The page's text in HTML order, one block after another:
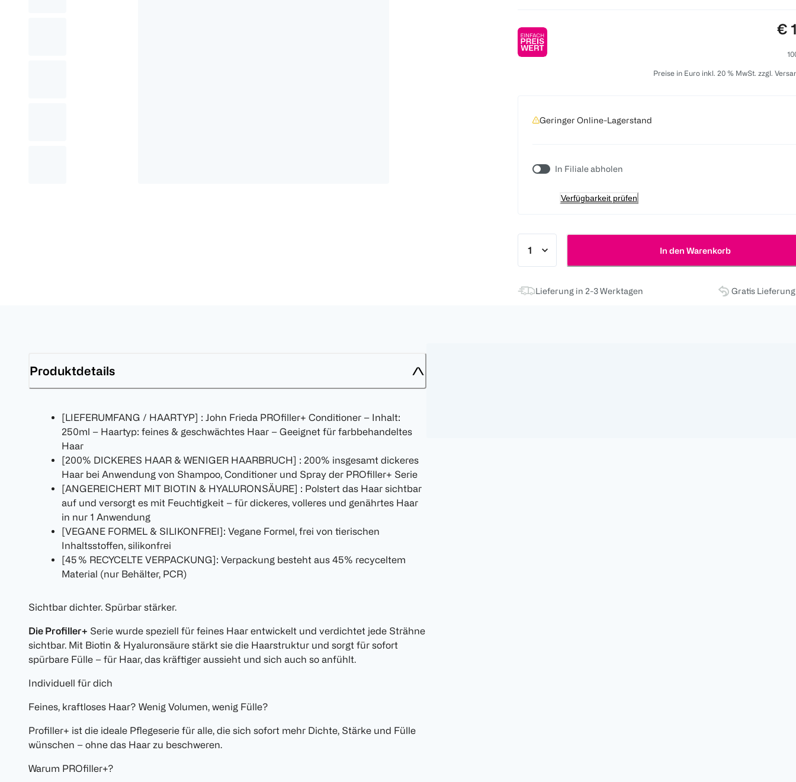
€
Preise in Euro inkl. 20 % MwSt. zzgl.
Geringer Online-Lagerstand
In Filiale abholen
Verfügbarkeit prüfen
In den Warenkorb
Lieferung in 2-3 Werktagen Gratis
Produktdetails
[LIEFERUMFANG / HAARTYP] : John Frieda PROfiller+ Conditioner – Inhalt:
250ml – Haartyp: feines & geschwächtes Haar – Geeignet für farbbehandeltes
Haar
[200% DICKERES HAAR & WENIGER HAARBRUCH] : 200% insgesamt dickeres
Haar bei Anwendung von Shampoo, Conditioner und Spray der PROfiller+ Serie
[ANGEREICHERT MIT BIOTIN & HYALURONSÄURE] : Polstert das Haar sichtbar
auf und versorgt es mit Feuchtigkeit – für dickeres, volleres und genährtes Haar
in nur 1 Anwendung
[VEGANE FORMEL & SILIKONFREI]: Vegane Formel, frei von tierischen
Inhaltsstoffen, silikonfrei
[45 % RECYCELTE VERPACKUNG]: Verpackung besteht aus 45% recyceltem
Material (nur Behälter, PCR)
Sichtbar dichter. Spürbar stärker.
Die Profiller+ Serie wurde speziell für feines Haar entwickelt und verdichtet jede Strähne
sichtbar. Mit Biotin & Hyaluronsäure stärkt sie die Haarstruktur und sorgt für sofort
spürbare Fülle – für Haar, das kräftiger aussieht und sich auch so anfühlt.
Individuell für dich
Feines, kraftloses Haar? Wenig Volumen, wenig Fülle?
Profiller+ ist die ideale Pflegeserie für alle, die sich sofort mehr Dichte, Stärke und Fülle
wünschen – ohne das Haar zu beschweren.
Warum PROfiller+?